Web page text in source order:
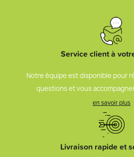
Service client à
Notre équipe est disponible pour
questions et vous
en savoir plus
Livraison rapide et